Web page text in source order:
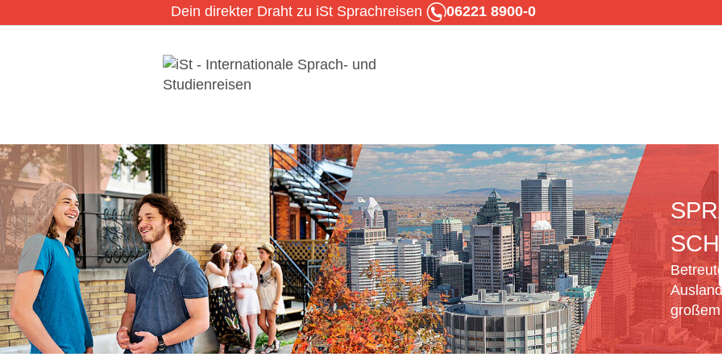
Dein direkter Draht zu iSt Sprachreisen 06221 8900-0